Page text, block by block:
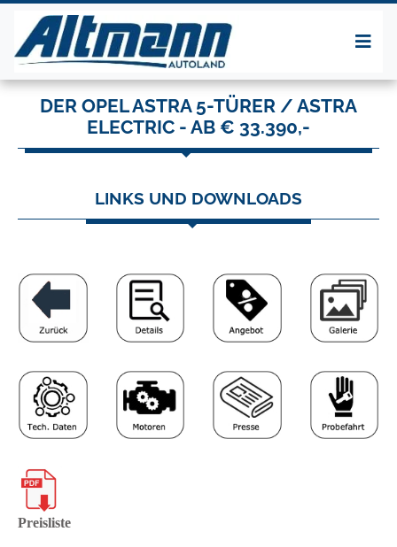
DER OPEL ASTRA 5-TÜRER / ASTRA
ELECTRIC - AB € 33.390,-
LINKS UND DOWNLOADS
Preisliste